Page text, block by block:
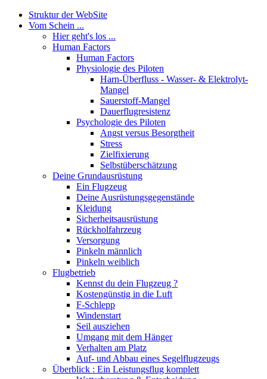
Struktur der WebSite
Vom Schein ...
Hier geht's los ...
Human Factors
Human Factors
Physiologie des Piloten
Harn-Überfluss - Wasser- & Elektrolyt-
Mangel
Sauerstoff-Mangel
Dauerflugresistenz
Psychologie des Piloten
Angst versus Besorgtheit
Stress
Zielfixierung
Selbstüberschätzung
Deine Grundausrüstung
Ein Flugzeug
Deine Ausrüstungsgegenstände
Kleidung
Sicherheitsausrüstung
Rückholfahrzeug
Versorgung
Pinkeln männlich
Pinkeln weiblich
Flugbetrieb
Kennst du dein Flugzeug ?
Kostengünstig in die Luft
F-Schlepp
Windenstart
Seil ausziehen
Umgang mit dem Hänger
Verhalten am Platz
Auf- und Abbau eines Segelflugzeugs
Überblick : Ein Leistungsflug komplett